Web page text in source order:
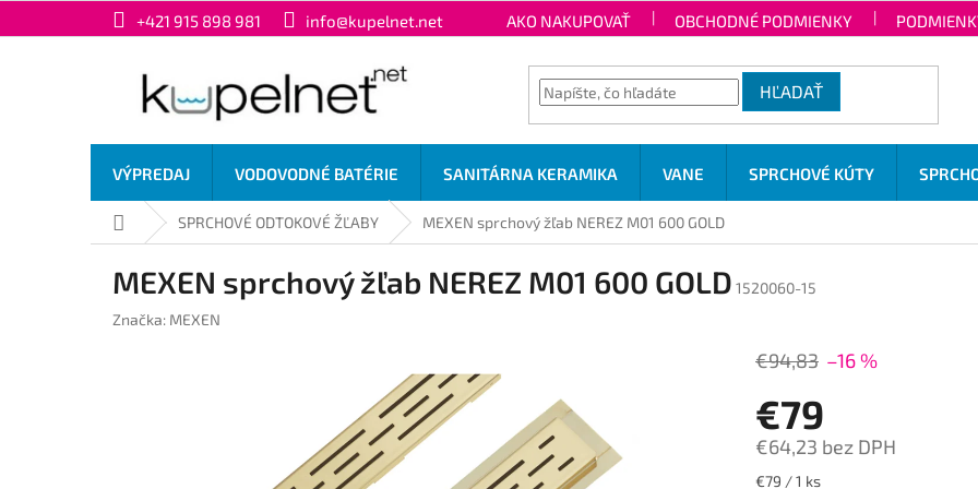
+421 915 898 981 info@kupelnet.net AKO NAKUPOVAŤ OBCHODNÉ PODMIENKY
HĽADAŤ
VÝPREDAJ VODOVODNÉ BATÉRIE SANITÁRNA KERAMIKA VANE SPRCHOVÉ KÚTY
DomovSPRCHOVÉ ODTOKOVÉ ŽĽABY MEXEN sprchový žľab NEREZ M01 600 GOLD
MEXEN sprchový žľab NEREZ M01 600 GOLD 1520060-15
Značka: MEXEN
€94,83 –16 %
€79
€64,23 bez DPH
Jednotková
€79 / 1 ks